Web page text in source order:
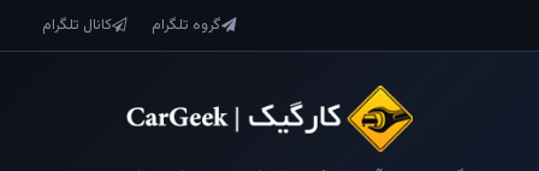
گروه تلگرام کانال تلگرام